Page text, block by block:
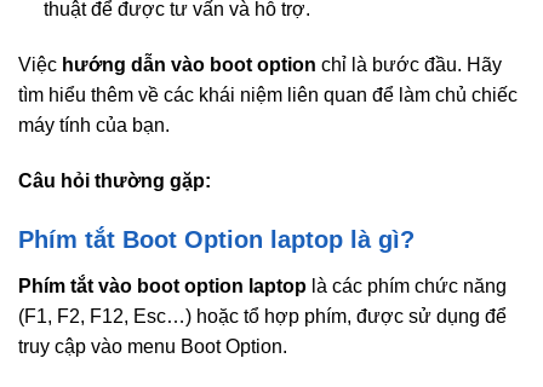
thuật để được tư vấn và hỗ trợ.
Việc hướng dẫn vào boot option chỉ là bước đầu. Hãy
tìm hiểu thêm về các khái niệm liên quan để làm chủ chiếc
máy tính của bạn.
Câu hỏi thường gặp:
Phím tắt Boot Option laptop là gì?
Phím tắt vào boot option laptop là các phím chức năng
(F1, F2, F12, Esc…) hoặc tổ hợp phím, được sử dụng để
truy cập vào menu Boot Option.